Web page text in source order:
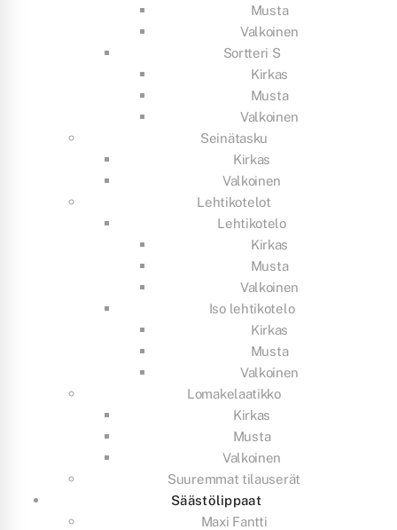
Musta
Valkoinen
Sortteri S
Kirkas
Musta
Valkoinen
Seinätasku
Kirkas
Valkoinen
Lehtikotelot
Lehtikotelo
Kirkas
Musta
Valkoinen
Iso lehtikotelo
Kirkas
Musta
Valkoinen
Lomakelaatikko
Kirkas
Musta
Valkoinen
Suuremmat tilauserät
Säästölippaat
Maxi Fantti